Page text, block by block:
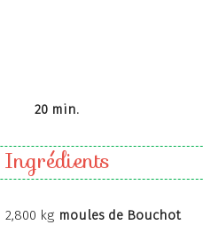
20 min.
Ingrédients
2,800 kg moules de Bouchot